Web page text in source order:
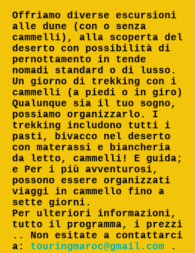
Offriamo diverse escursioni
alle dune (con o senza
cammelli), alla scoperta del
deserto con possibilità di
pernottamento in tende
nomadi standard o di lusso.
Un giorno di trekking con i
cammelli (a piedi o in giro)
Qualunque sia il tuo sogno,
possiamo organizzarlo. I
trekking includono tutti i
pasti, bivacco nel deserto
con materassi e biancheria
da letto, cammelli! E guida;
e Per i più avventurosi,
possono essere organizzati
viaggi in cammello fino a
sette giorni.
Per ulteriori informazioni,
tutto il programma, i prezzi
.. Non esitate a contattarci
a:
touringmaroc@gmail.com .